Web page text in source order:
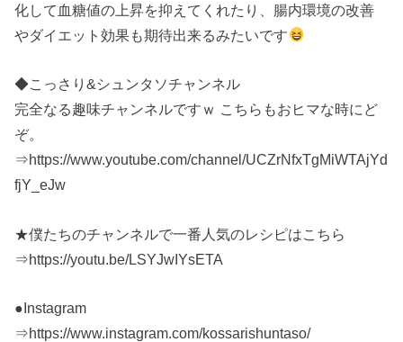
化して血糖値の上昇を抑えてくれたり、腸内環境の改善
やダイエット効果も期待出来るみたいです
◆こっさり&シュンタソチャンネル
完全なる趣味チャンネルですｗ こちらもおヒマな時にど
ぞ。
⇒https://www.youtube.com/channel/UCZrNfxTgMiWTAjYd
fjY_eJw
★僕たちのチャンネルで一番人気のレシピはこちら
⇒https://youtu.be/LSYJwIYsETA
●Instagram
⇒https://www.instagram.com/kossarishuntaso/